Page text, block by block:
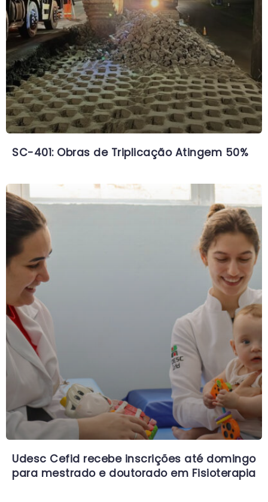
SC-401: Obras de Triplicação Atingem 50%
Udesc Cefid recebe inscrições até domingo
para mestrado e doutorado em Fisioterapia